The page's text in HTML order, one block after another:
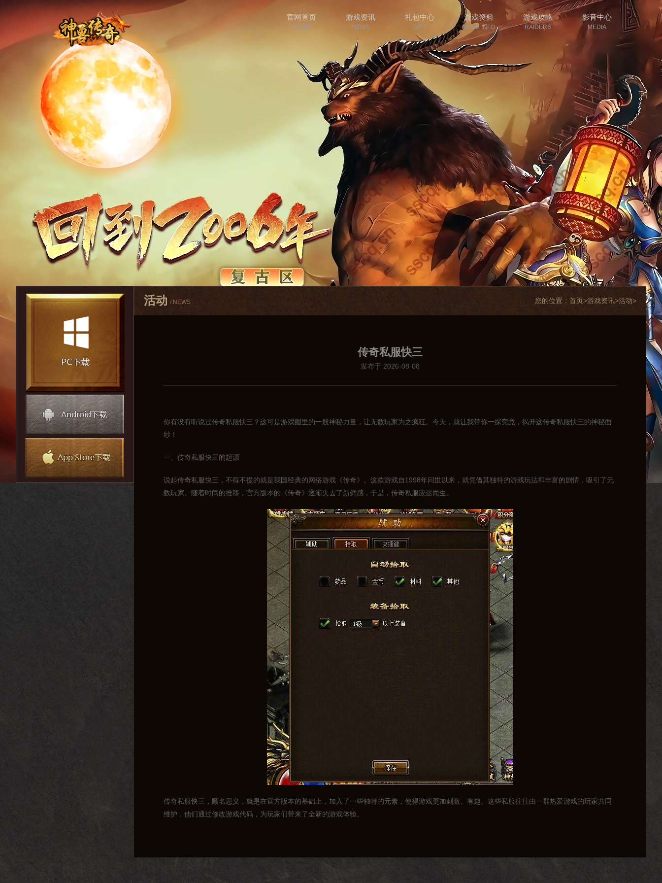
官网首页
HOME
游戏资讯
NEWS
礼包中心
GIFT
游戏资料
GAME INFO
游戏攻略
RAIDERS
影音中心
MEDIA
活动 / NEWS 您的位置： 首页>游戏资讯>活动>
传奇私服快三
发布于 2026-08-08
你有没有听说过传奇私服快三？这可是游戏圈里的一股神秘力量，让无数玩家为之疯狂。今天，就让我带你一探究竟，揭开这传奇私服快三的神秘面
纱！
一、传奇私服快三的起源
说起传奇私服快三，不得不提的就是我国经典的网络游戏《传奇》。这款游戏自1998年问世以来，就凭借其独特的游戏玩法和丰富的剧情，吸引了无
数玩家。随着时间的推移，官方版本的《传奇》逐渐失去了新鲜感，于是，传奇私服应运而生。
传奇私服快三，顾名思义，就是在官方版本的基础上，加入了一些独特的元素，使得游戏更加刺激、有趣。这些私服往往由一群热爱游戏的玩家共同
维护，他们通过修改游戏代码，为玩家们带来了全新的游戏体验。